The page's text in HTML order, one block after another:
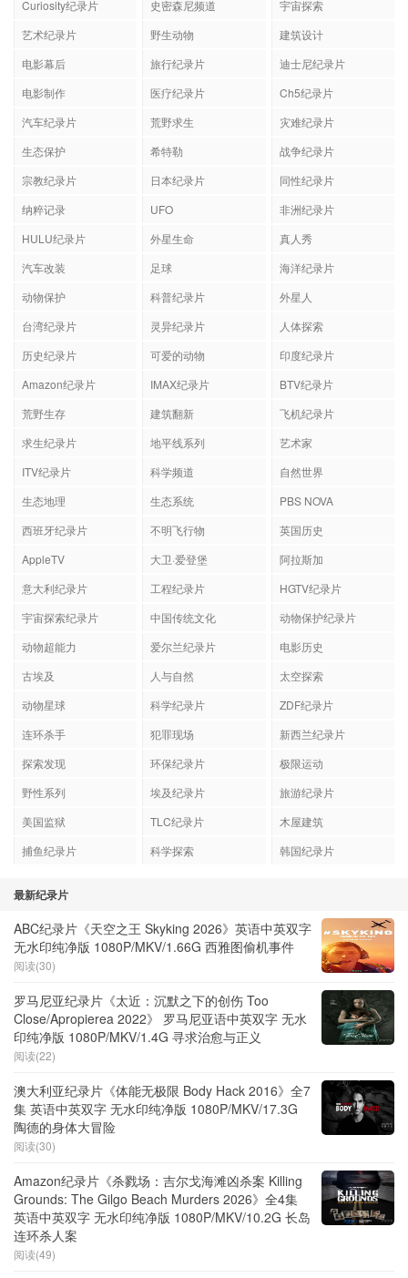
Curiosity纪录片 史密森尼频道
宇宙探索
艺术纪录片
野生动物
建筑设计
电影幕后
旅行纪录片
迪士尼纪录片
电影制作
医疗纪录片
Ch5纪录片
汽车纪录片
荒野求生
灾难纪录片
生态保护
希特勒
战争纪录片
宗教纪录片
日本纪录片
同性纪录片
纳粹记录
UFO
非洲纪录片
HULU纪录片
外星生命
真人秀
汽车改装
足球
海洋纪录片
动物保护
科普纪录片
外星人
台湾纪录片
灵异纪录片
人体探索
历史纪录片
可爱的动物
印度纪录片
Amazon纪录片
IMAX纪录片
BTV纪录片
荒野生存
建筑翻新
飞机纪录片
求生纪录片
地平线系列
艺术家
ITV纪录片
科学频道
自然世界
生态地理
生态系统
PBS NOVA
西班牙纪录片
不明飞行物
英国历史
AppleTV
大卫·爱登堡
阿拉斯加
意大利纪录片
工程纪录片
HGTV纪录片
宇宙探索纪录片
中国传统文化
动物保护纪录片
动物超能力
爱尔兰纪录片
电影历史
古埃及
人与自然
太空探索
动物星球
科学纪录片
ZDF纪录片
连环杀手
犯罪现场
新西兰纪录片
探索发现
环保纪录片
极限运动
野性系列
埃及纪录片
旅游纪录片
美国监狱
TLC纪录片
木屋建筑
捕鱼纪录片
科学探索 韩国纪录片
最新纪录片
ABC纪录片《天空之王 Skyking 2026》英语中英双字
无水印纯净版 1080P/MKV/1.66G 西雅图偷机事件
阅读(30)
罗马尼亚纪录片《太近：沉默之下的创伤 Too
Close/Apropierea 2022》 罗马尼亚语中英双字 无水
印纯净版 1080P/MKV/1.4G 寻求治愈与正义
阅读(22)
澳大利亚纪录片《体能无极限 Body Hack 2016》全7
集 英语中英双字 无水印纯净版 1080P/MKV/17.3G
陶德的身体大冒险
阅读(30)
Amazon纪录片《杀戮场：吉尔戈海滩凶杀案 Killing
Grounds: The Gilgo Beach Murders 2026》全4集
英语中英双字 无水印纯净版 1080P/MKV/10.2G 长岛
连环杀人案
阅读(49)